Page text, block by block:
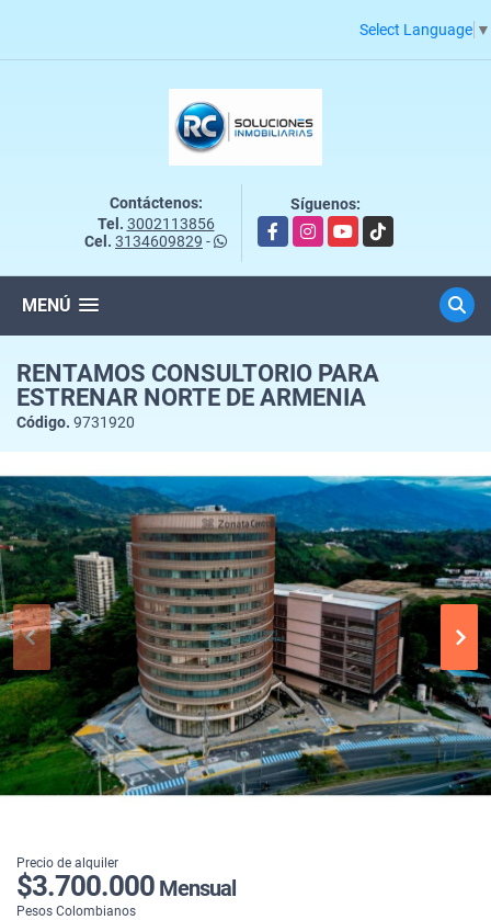
Select Language ▼
Contáctenos:
Tel. 3002113856
Cel. 3134609829 -
Síguenos:
FacebookInstagramYouTubeTikTok
MENÚ
RENTAMOS CONSULTORIO PARA
ESTRENAR NORTE DE ARMENIA
Código. 9731920
Precio de alquiler
$3.700.000 Mensual
Pesos Colombianos